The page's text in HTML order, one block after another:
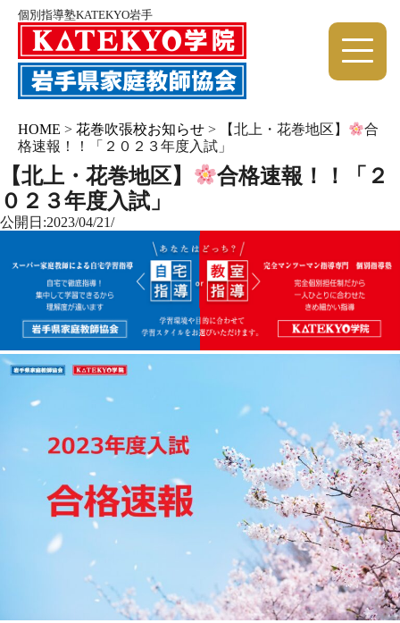
個別指導塾KATEKYO岩手
HOME > 花巻吹張校お知らせ > 【北上・花巻地区】
合
格速報！！「２０２３年度入試」
【北上・花巻地区】
合格速報！！「２
０２３年度入試」
公開日:2023/04/21/